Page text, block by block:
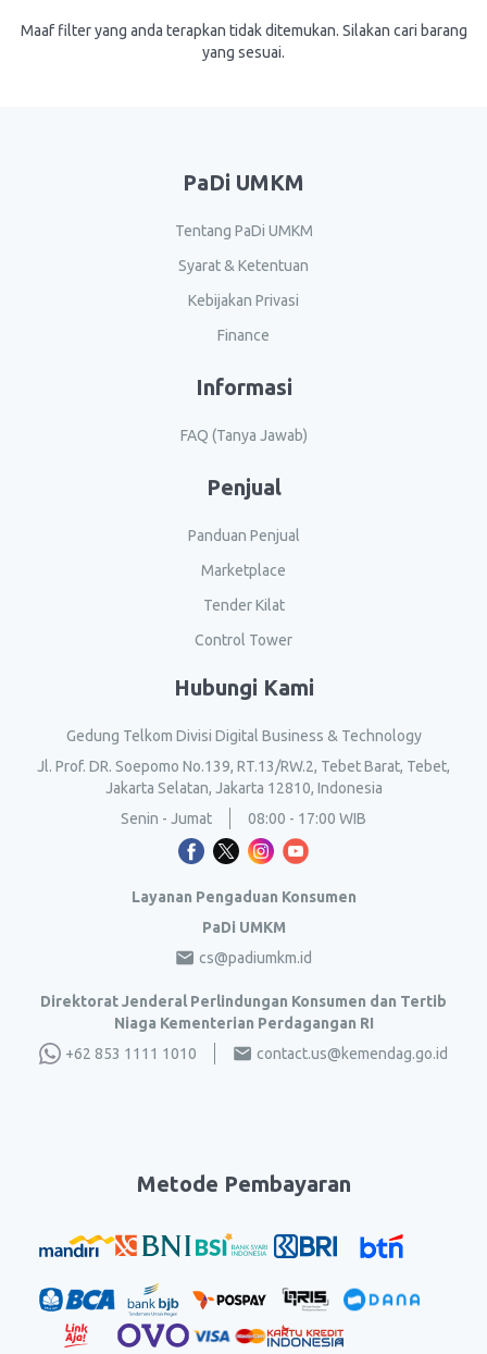
Maaf filter yang anda terapkan tidak ditemukan. Silakan cari barang
yang sesuai.
PaDi UMKM
Tentang PaDi UMKM
Syarat & Ketentuan
Kebijakan Privasi
Finance
Informasi
FAQ (Tanya Jawab)
Penjual
Panduan Penjual
Marketplace
Tender Kilat
Control Tower
Hubungi Kami
Gedung Telkom Divisi Digital Business & Technology
Jl. Prof. DR. Soepomo No.139, RT.13/RW.2, Tebet Barat, Tebet,
Jakarta Selatan, Jakarta 12810, Indonesia
Senin - Jumat
08:00 - 17:00 WIB
Layanan Pengaduan Konsumen
PaDi UMKM
cs@padiumkm.id
Direktorat Jenderal Perlindungan Konsumen dan Tertib
Niaga Kementerian Perdagangan RI
+62 853 1111 1010
contact.us@kemendag.go.id
Metode Pembayaran